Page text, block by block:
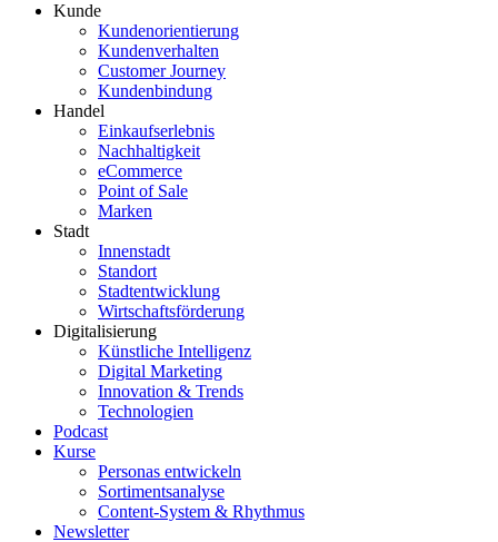
Kunde
Kundenorientierung
Kundenverhalten
Customer Journey
Kundenbindung
Handel
Einkaufserlebnis
Nachhaltigkeit
eCommerce
Point of Sale
Marken
Stadt
Innenstadt
Standort
Stadtentwicklung
Wirtschaftsförderung
Digitalisierung
Künstliche Intelligenz
Digital Marketing
Innovation & Trends
Technologien
Podcast
Kurse
Personas entwickeln
Sortimentsanalyse
Content-System & Rhythmus
Newsletter